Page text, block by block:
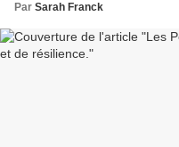
Par Sarah Franck